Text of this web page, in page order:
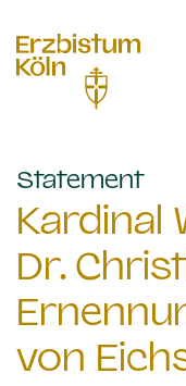
Statement:
Kardinal
Dr.
von